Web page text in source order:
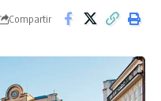
Compartir